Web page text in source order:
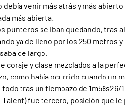
venir más atrás y más
más abierta.
punteros se iban quedando, tras
ya de lleno por los 250 metros
de largo.
coraje y clase mezclados a la
como había ocurrido cuando un
tras un tiempazo de 1m58s26/
Talent) fue tercero, posición que